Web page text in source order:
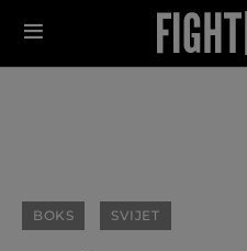
BOKS SVIJET